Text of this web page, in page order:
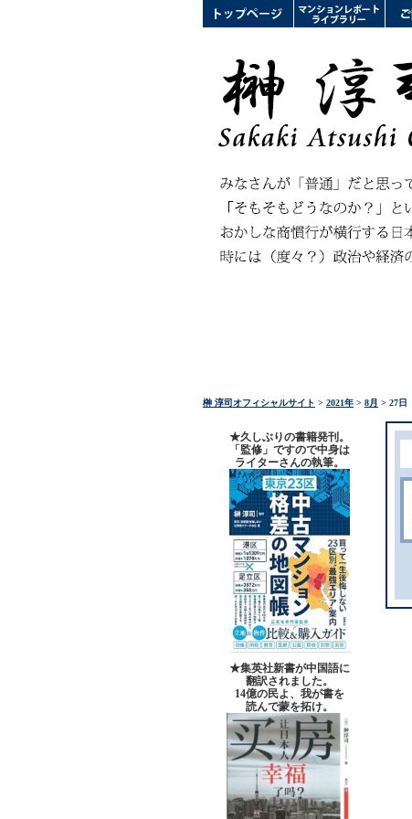
榊 淳司オフィシャルサイト > 2021年 > 8月 > 27日
★久しぶりの書籍発刊。
「監修」ですので中身は
ライターさんの執筆。
★集英社新書が中国語に
翻訳されました。
14億の民よ、我が書を
読んで蒙を拓け。